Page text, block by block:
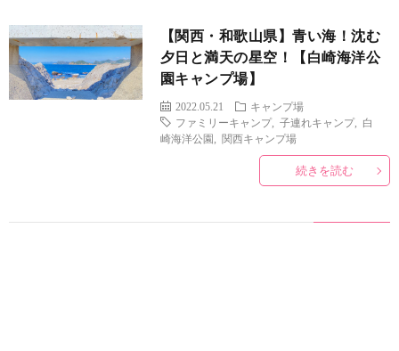
【関西・和歌山県】青い海！沈む
夕日と満天の星空！【白崎海洋公
園キャンプ場】
2022.05.21
キャンプ場
ファミリーキャンプ, 子連れキャンプ, 白
崎海洋公園
関西キャンプ場
続きを読む